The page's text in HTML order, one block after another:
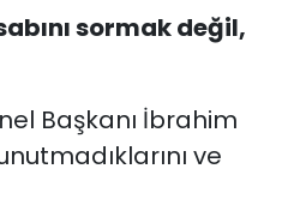
sormak değil,
Başkanı İbrahim
ve